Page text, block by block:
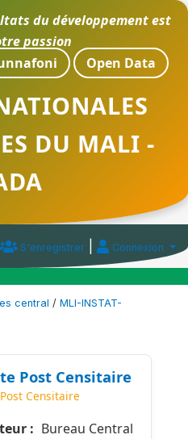
du développement est
passion
Open Data
DU MALI -
S'enregistrer | Connexion
central / MLI-INSTAT-
Post Censitaire
Censitaire
: Bureau Central